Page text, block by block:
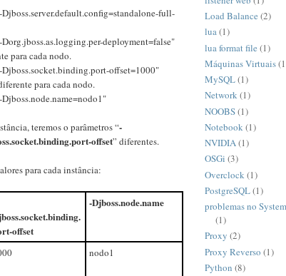
Djboss.server.default.config=standalone-full-
Dorg.jboss.as.logging.per-deployment=false"
para cada nodo.
-Djboss.socket.binding.port-offset=1000"
para cada nodo.
Djboss.node.name=nodo1"
teremos o parâmetros “-
offset” diferentes.
para cada instância:
offset
-Djboss.node.name
nodo1
Load Balance (2)
lua(1)
lua format file (1)
Máquinas Virtuais
MySQL(1)
Network(1)
NOOBS(1)
Notebook(1)
NVIDIA(1)
OSGi (3)
Overclock (1)
PostgreSQL(1)
problemas no
(1)
Proxy (2)
Proxy Reverso (1)
Python (8)